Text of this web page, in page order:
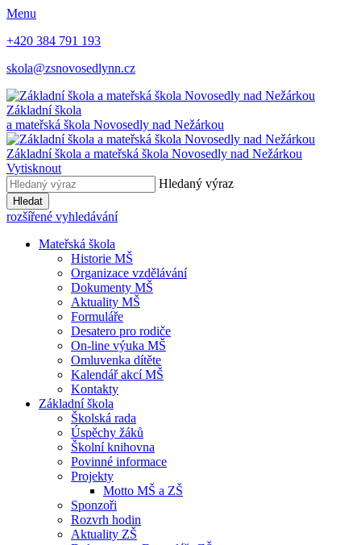
Menu
+420 384 791 193
skola@zsnovosedlynn.cz
Základní škola
a mateřská škola Novosedly nad Nežárkou
Základní škola a mateřská škola Novosedly nad Nežárkou
Vytisknout
Hledaný výraz
Hledat
rozšířené vyhledávání
Mateřská škola
Historie MŠ
Organizace vzdělávání
Dokumenty MŠ
Aktuality MŠ
Formuláře
Desatero pro rodiče
On-line výuka MŠ
Omluvenka dítěte
Kalendář akcí MŠ
Kontakty
Základní škola
Školská rada
Úspěchy žáků
Školní knihovna
Povinné informace
Projekty
Motto MŠ a ZŠ
Sponzoři
Rozvrh hodin
Aktuality ZŠ